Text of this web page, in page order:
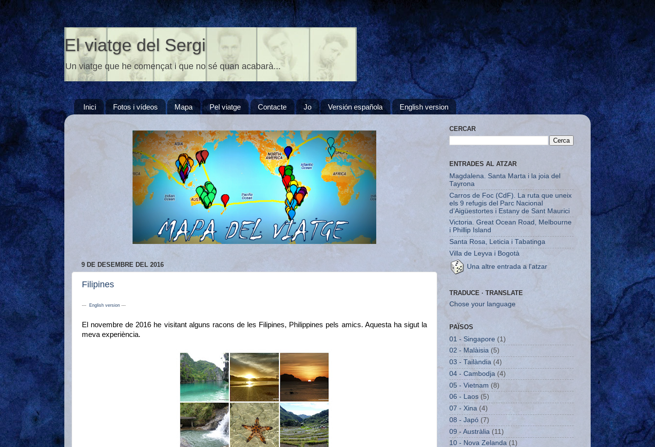
El viatge del Sergi
Un viatge que he començat i que no sé quan acabarà...
Inici Fotos i vídeos Mapa Pel viatge Contacte Jo Versión española English version
9 DE DESEMBRE DEL 2016
Filipines
--- English version ---
El novembre de 2016 he visitant alguns racons de les Filipines, Philippines pels amics. Aquesta ha sigut la
meva experiència.
CERCAR
ENTRADES AL ATZAR
Magdalena. Santa Marta i la joia del
Tayrona
Carros de Foc (CdF). La ruta que uneix
els 9 refugis del Parc Nacional
d’Aigüestortes i Estany de Sant Maurici
Victoria. Great Ocean Road, Melbourne
i Phillip Island
Santa Rosa, Leticia i Tabatinga
Villa de Leyva i Bogotà
Una altre entrada a l'atzar
TRADUCE · TRANSLATE
Chose your language
PAÏSOS
01 - Singapore (1)
02 - Malàisia (5)
03 - Tailàndia (4)
04 - Cambodja (4)
05 - Vietnam (8)
06 - Laos (5)
07 - Xina (4)
08 - Japó (7)
09 - Austràlia (11)
10 - Nova Zelanda (1)